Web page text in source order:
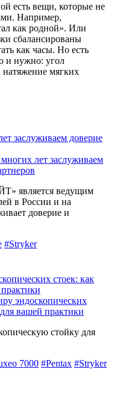
есть вещи, которые не
Например,
как родной». Или
сбалансированы
как часы. Но есть
и нужно: угол
натяжение мягких
лет заслуживаем
является ведущим
в России и на
доверие и
#Stryker
эндоскопических
вашей практики
стойку для
7000 #Pentax #Stryker